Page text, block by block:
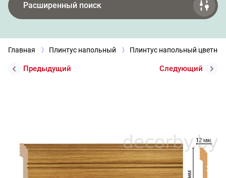
Расширенный поиск
Главная Плинтус напольный Плинтус напольный
Предыдущий Следующий